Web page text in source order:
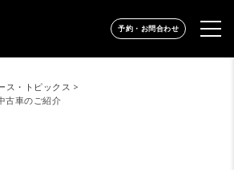
予約・お問合わせ
ス・トピックス
古車のご紹介